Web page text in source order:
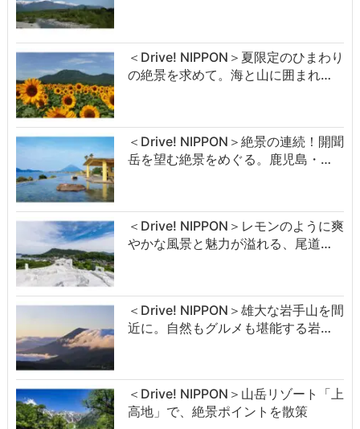
＜Drive! NIPPON＞夏限定のひまわり
の絶景を求めて。海と山に囲まれ…
＜Drive! NIPPON＞絶景の連続！開聞
岳を望む絶景をめぐる。鹿児島・…
＜Drive! NIPPON＞レモンのように爽
やかな風景と魅力が溢れる、尾道…
＜Drive! NIPPON＞雄大な岩手山を間
近に。自然もグルメも堪能する岩…
＜Drive! NIPPON＞山岳リゾート「上
高地」で、絶景ポイントを散策